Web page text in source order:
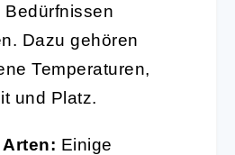
Bedürfnissen
Dazu gehören
Temperaturen,
und Platz.
Einige